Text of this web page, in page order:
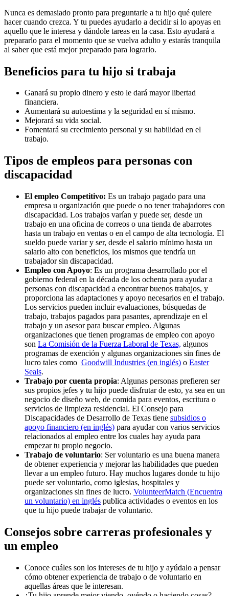
Nunca es demasiado pronto para preguntarle a tu hijo qué quiere
hacer cuando crezca. Y tu puedes ayudarlo a decidir si lo apoyas en
aquello que le interesa y dándole tareas en la casa. Esto ayudará a
prepararlo para el momento que se vuelva adulto y estarás tranquila
al saber que está mejor preparado para lograrlo.
Beneficios para tu hijo si trabaja
Ganará su propio dinero y esto le dará mayor libertad
financiera.
Aumentará su autoestima y la seguridad en sí mismo.
Mejorará su vida social.
Fomentará su crecimiento personal y su habilidad en el
trabajo.
Tipos de empleos para personas con
discapacidad
El empleo Competitivo: Es un trabajo pagado para una
empresa u organización que puede o no tener trabajadores con
discapacidad. Los trabajos varían y puede ser, desde un
trabajo en una oficina de correos o una tienda de abarrotes
hasta un trabajo en ventas o en el campo de alta tecnología. El
sueldo puede variar y ser, desde el salario mínimo hasta un
salario alto con beneficios, los mismos que tendría un
trabajador sin discapacidad.
Empleo con Apoyo: Es un programa desarrollado por el
gobierno federal en la década de los ochenta para ayudar a
personas con discapacidad a encontrar buenos trabajos, y
proporciona las adaptaciones y apoyo necesarios en el trabajo.
Los servicios pueden incluir evaluaciones, búsquedas de
trabajo, trabajos pagados para pasantes, aprendizaje en el
trabajo y un asesor para buscar empleo. Algunas
organizaciones que tienen programas de empleo con apoyo
son La Comisión de la Fuerza Laboral de Texas, algunos
programas de exención y algunas organizaciones sin fines de
lucro tales como Goodwill Industries (en inglés) o Easter
Seals.
Trabajo por cuenta propia: Algunas personas prefieren ser
sus propios jefes y tu hijo puede disfrutar de esto, ya sea en un
negocio de diseño web, de comida para eventos, escritura o
servicios de limpieza residencial. El Consejo para
Discapacidades de Desarrollo de Texas tiene subsidios o
apoyo financiero (en inglés) para ayudar con varios servicios
relacionados al empleo entre los cuales hay ayuda para
empezar tu propio negocio.
Trabajo de voluntario: Ser voluntario es una buena manera
de obtener experiencia y mejorar las habilidades que pueden
llevar a un empleo futuro. Hay muchos lugares donde tu hijo
puede ser voluntario, como iglesias, hospitales y
organizaciones sin fines de lucro. VolunteerMatch (Encuentra
un voluntario) en inglés publica actividades o eventos en los
que tu hijo puede trabajar de voluntario.
Consejos sobre carreras profesionales y
un empleo
Conoce cuáles son los intereses de tu hijo y ayúdalo a pensar
cómo obtener experiencia de trabajo o de voluntario en
aquellas áreas que le interesan.